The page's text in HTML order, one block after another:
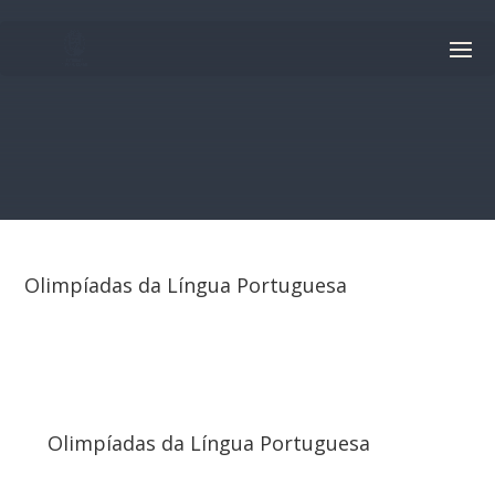
Olimpíadas da Língua Portuguesa
Olimpíadas da Língua Portuguesa